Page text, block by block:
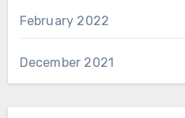
February 2022
December 2021